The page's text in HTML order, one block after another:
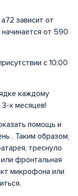
зависит от
от 590
с 10:00
каждому
х месяцев!
помощь и
. Таким образом,
треснуло
фронтальная
микрофона или